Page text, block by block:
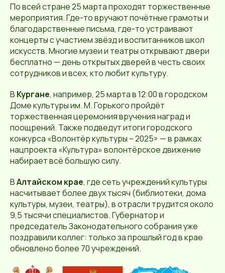
По всей стране 25 марта проходят торжественные
мероприятия. Где-то вручают почётные грамоты и
благодарственные письма, где-то устраивают
концерты с участием звёзд и воспитанников школ
искусств. Многие музеи и театры открывают двери
бесплатно — день открытых дверей в честь своих
сотрудников и всех, кто любит культуру.
В Кургане, например, 25 марта в 12:00 в городском
Доме культуры им. М. Горького пройдёт
торжественная церемония вручения наград и
поощрений. Также подведут итоги городского
конкурса «Волонтёр культуры – 2025» — в рамках
нацпроекта «Культура» волонтёрское движение
набирает всё большую силу.
ВАлтайском крае, где сеть учреждений культуры
насчитывает более двух тысяч (библиотеки, дома
культуры, музеи, театры), в отрасли трудится около
9,5 тысячи специалистов. Губернатор и
председатель Законодательного собрания уже
поздравили коллег: только за прошлый год в крае
обновлено более 70 учреждений.